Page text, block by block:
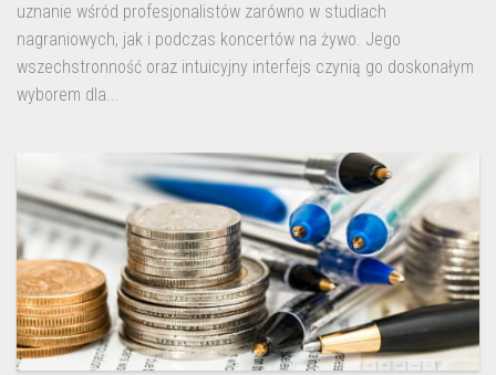
uznanie wśród profesjonalistów zarówno w studiach
nagraniowych, jak i podczas koncertów na żywo. Jego
wszechstronność oraz intuicyjny interfejs czynią go doskonałym
wyborem dla...